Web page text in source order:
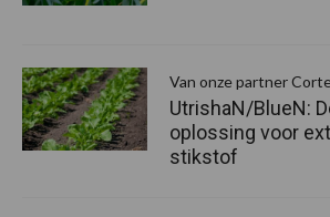
Van onze partner
UtrishaN/BlueN:
oplossing voor
stikstof